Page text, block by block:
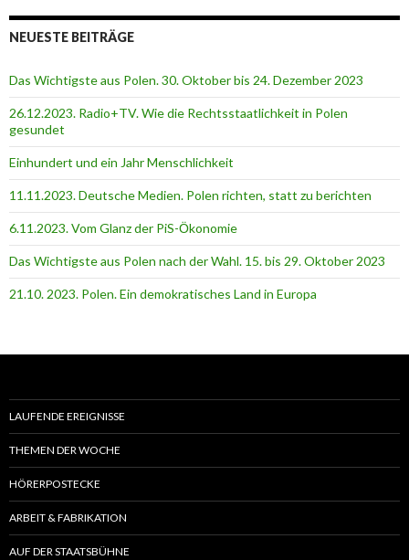
NEUESTE BEITRÄGE
Das Wichtigste aus Polen. 30. Oktober bis 24. Dezember 2023
26.12.2023. Radio+TV. Wie die Rechtsstaatlichkeit in Polen
gesundet
Einhundert und ein Jahr Menschlichkeit
11.11.2023. Deutsche Medien. Polen richten, statt zu berichten
6.11.2023. Vom Glanz der PiS-Ӧkonomie
Das Wichtigste aus Polen nach der Wahl. 15. bis 29. Oktober 2023
21.10. 2023. Polen. Ein demokratisches Land in Europa
LAUFENDE EREIGNISSE
THEMEN DER WOCHE
HÖRERPOSTECKE
ARBEIT & FABRIKATION
AUF DER STAATSBÜHNE